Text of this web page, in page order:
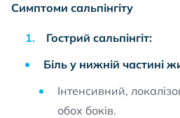
Симптоми сальпінгіту
Гострий сальпінгіт:
Біль у нижній частині
Інтенсивний,
обох боків.